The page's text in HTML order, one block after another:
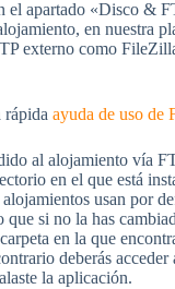
el apartado «Disco &
en nuestra
externo como
rápida ayuda de uso de
al alojamiento vía
en el que está
usan por
si no la has
en la que
deberás acceder
la aplicación.